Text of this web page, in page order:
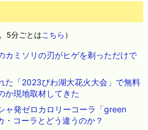
5分ごとは こちら ）
カミソリの刃がヒゲを剃っただけで
た「2023びわ湖大花火大会」で無料
か現地取材してきた
ャ発ゼロカロリーコーラ「green
コーラとどう違うのか？